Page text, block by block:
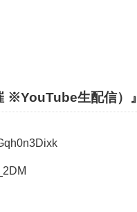
※YouTube生配信）』